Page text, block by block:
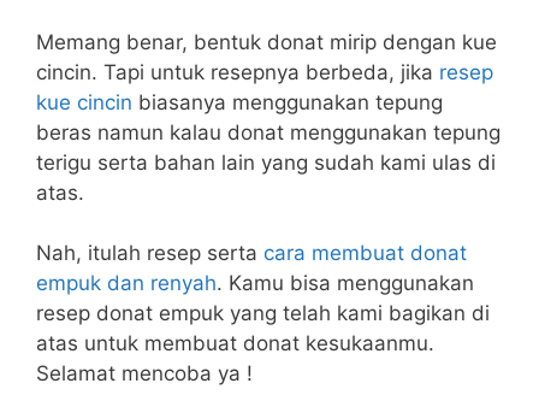
Memang benar, bentuk donat mirip dengan kue
cincin. Tapi untuk resepnya berbeda, jika resep
kue cincin biasanya menggunakan tepung
beras namun kalau donat menggunakan tepung
terigu serta bahan lain yang sudah kami ulas di
atas.
Nah, itulah resep serta cara membuat donat
empuk dan renyah. Kamu bisa menggunakan
resep donat empuk yang telah kami bagikan di
atas untuk membuat donat kesukaanmu.
Selamat mencoba ya !